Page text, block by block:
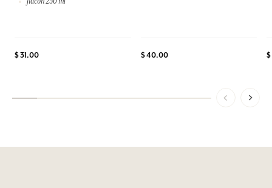
$ 31.00 $ 40.00